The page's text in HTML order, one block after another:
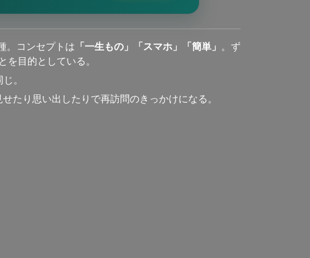
。コンセプトは 「一生もの」「スマホ」「簡単」 。ず
目的としている。
。
たり思い出したりで再訪問のきっかけになる。